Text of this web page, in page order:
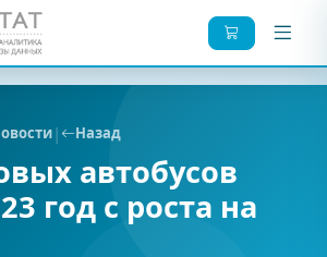
| Назад
автобусов
год с роста на